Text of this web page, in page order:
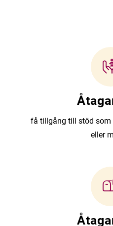
få tillgång till stöd som
eller